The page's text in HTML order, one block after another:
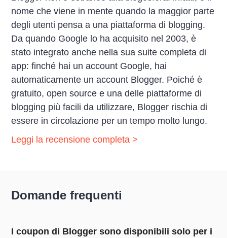
nome che viene in mente quando la maggior parte
degli utenti pensa a una piattaforma di blogging.
Da quando Google lo ha acquisito nel 2003, è
stato integrato anche nella sua suite completa di
app: finché hai un account Google, hai
automaticamente un account Blogger. Poiché è
gratuito, open source e una delle piattaforme di
blogging più facili da utilizzare, Blogger rischia di
essere in circolazione per un tempo molto lungo.
Leggi la recensione completa >
Domande frequenti
I coupon di Blogger sono disponibili solo per i